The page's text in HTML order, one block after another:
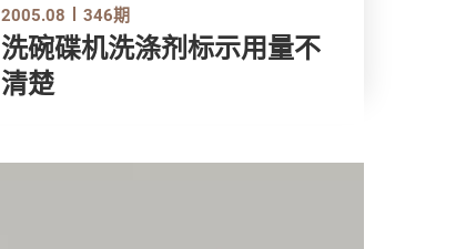
2005.08 346期
洗碗碟机洗涤剂标示用量不
清楚